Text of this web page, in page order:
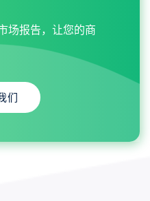
场报告，让您的商
们